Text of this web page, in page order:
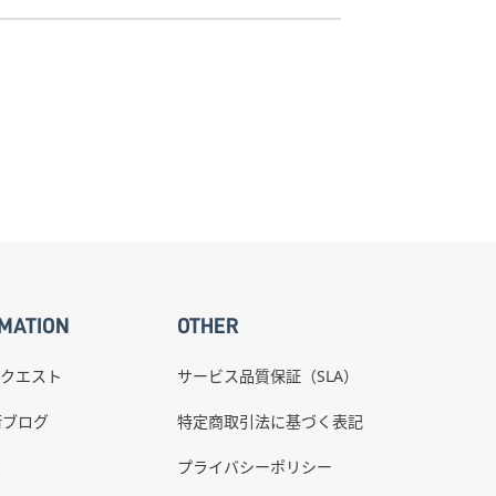
エスト
ログ
OTHER
サービス品質保証（SLA）
特定商取引法に基づく表記
プライバシーポリシー